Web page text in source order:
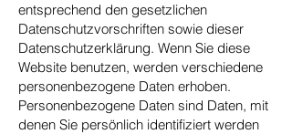
entsprechend den gesetzlichen
Datenschutzvorschriften sowie dieser
Datenschutzerklärung. Wenn Sie diese
Website benutzen, werden verschiedene
personenbezogene Daten erhoben.
Personenbezogene Daten sind Daten, mit
denen Sie persönlich identifiziert werden